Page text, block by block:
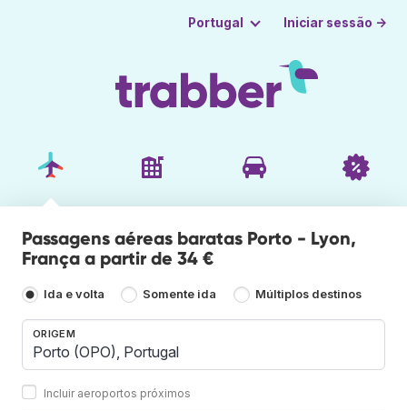
Portugal Iniciar sessão →
Passagens aéreas baratas Porto - Lyon,
França a partir de 34 €
Ida e volta Somente ida Múltiplos destinos
ORIGEM
Incluir aeroportos próximos